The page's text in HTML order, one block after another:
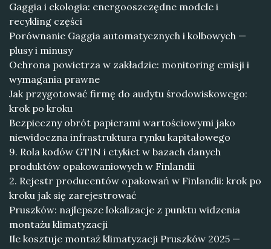
Gaggia i ekologia: energooszczędne modele i
recykling części
Porównanie Gaggia automatycznych i kolbowych —
plusy i minusy
Ochrona powietrza w zakładzie: monitoring emisji i
wymagania prawne
Jak przygotować firmę do audytu środowiskowego:
krok po kroku
Bezpieczny obrót papierami wartościowymi jako
niewidoczna infrastruktura rynku kapitałowego
9. Rola kodów GTIN i etykiet w bazach danych
produktów opakowaniowych w Finlandii
2. Rejestr producentów opakowań w Finlandii: krok po
kroku jak się zarejestrować
Pruszków: najlepsze lokalizacje z punktu widzenia
montażu klimatyzacji
Ile kosztuje montaż klimatyzacji Pruszków 2025 —